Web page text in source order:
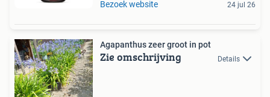
Bezoek website 24 jul 26
Agapanthus zeer groot in pot
Zie omschrijving Details